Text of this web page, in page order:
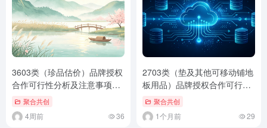
3603类（珍品估价）品牌授权
合作可行性分析及注意事项
（通用标准版）
聚合共创
4周前 36
2703类（垫及其他可移动铺地
板用品）品牌授权合作可行性
分析及注意事项（通用标准
版）
聚合共创
1个月前 29